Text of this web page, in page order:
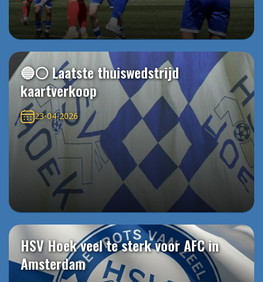
🔵⚪️ Laatste thuiswedstrijd
kaartverkoop
23-04-2026
HSV Hoek veel te sterk voor AFC in
Amsterdam